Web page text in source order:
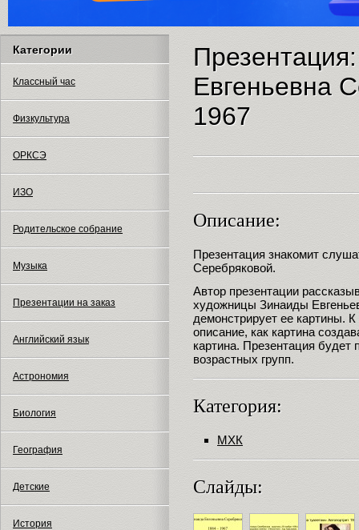
Категории
Классный час
Физкультура
ОРКСЭ
ИЗО
Родительское собрание
Музыка
Презентации на заказ
Английский язык
Астрономия
Биология
География
Детские
История
Евгеньевна
1967
Описание:
Презентация знакомит
Серебряковой.
Автор презентации
художницы Зинаиды
демонстрирует ее картины.
описание, как картина
картина. Презентация
возрастных групп.
Категория:
МХК
Слайды: